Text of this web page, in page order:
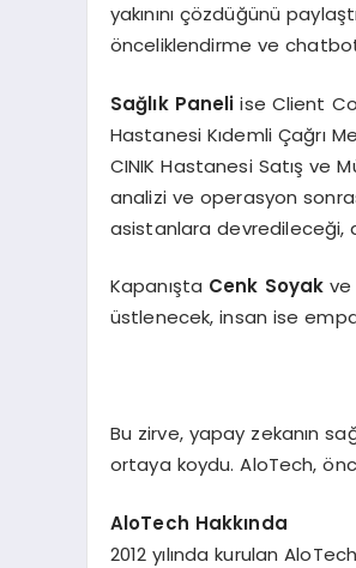
yakınını çözdüğünü
önceliklendirme ve
Sağlık Paneli ise Client
Hastanesi Kıdemli Çağrı
CINIK Hastanesi Satış ve
analizi ve operasyon
asistanlara devredileceği,
Kapanışta Cenk Soyak ve
üstlenecek, insan ise
Bu zirve, yapay zekanın
ortaya koydu. AloTech,
AloTech Hakkında
2012 yılında kurulan